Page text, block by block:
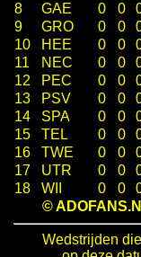
8
GAE 0 0
9
GRO 0 0
10
HEE 0 0
11
NEC 0 0
12
PEC 0 0
13
PSV 0 0
14
SPA 0 0
15
TEL 0 0
16
TWE 0 0
17
UTR 0 0
18
WII 0 0
©
Wedstrijden